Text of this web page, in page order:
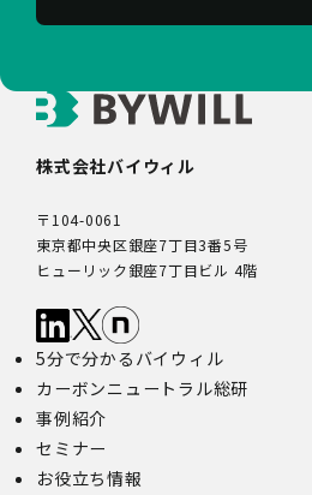
株式会社バイウィル
〒104-0061
東京都中央区銀座7丁目3番5号
ヒューリック銀座7丁目ビル 4階
5分で分かるバイウィル
カーボンニュートラル総研
事例紹介
セミナー
お役立ち情報